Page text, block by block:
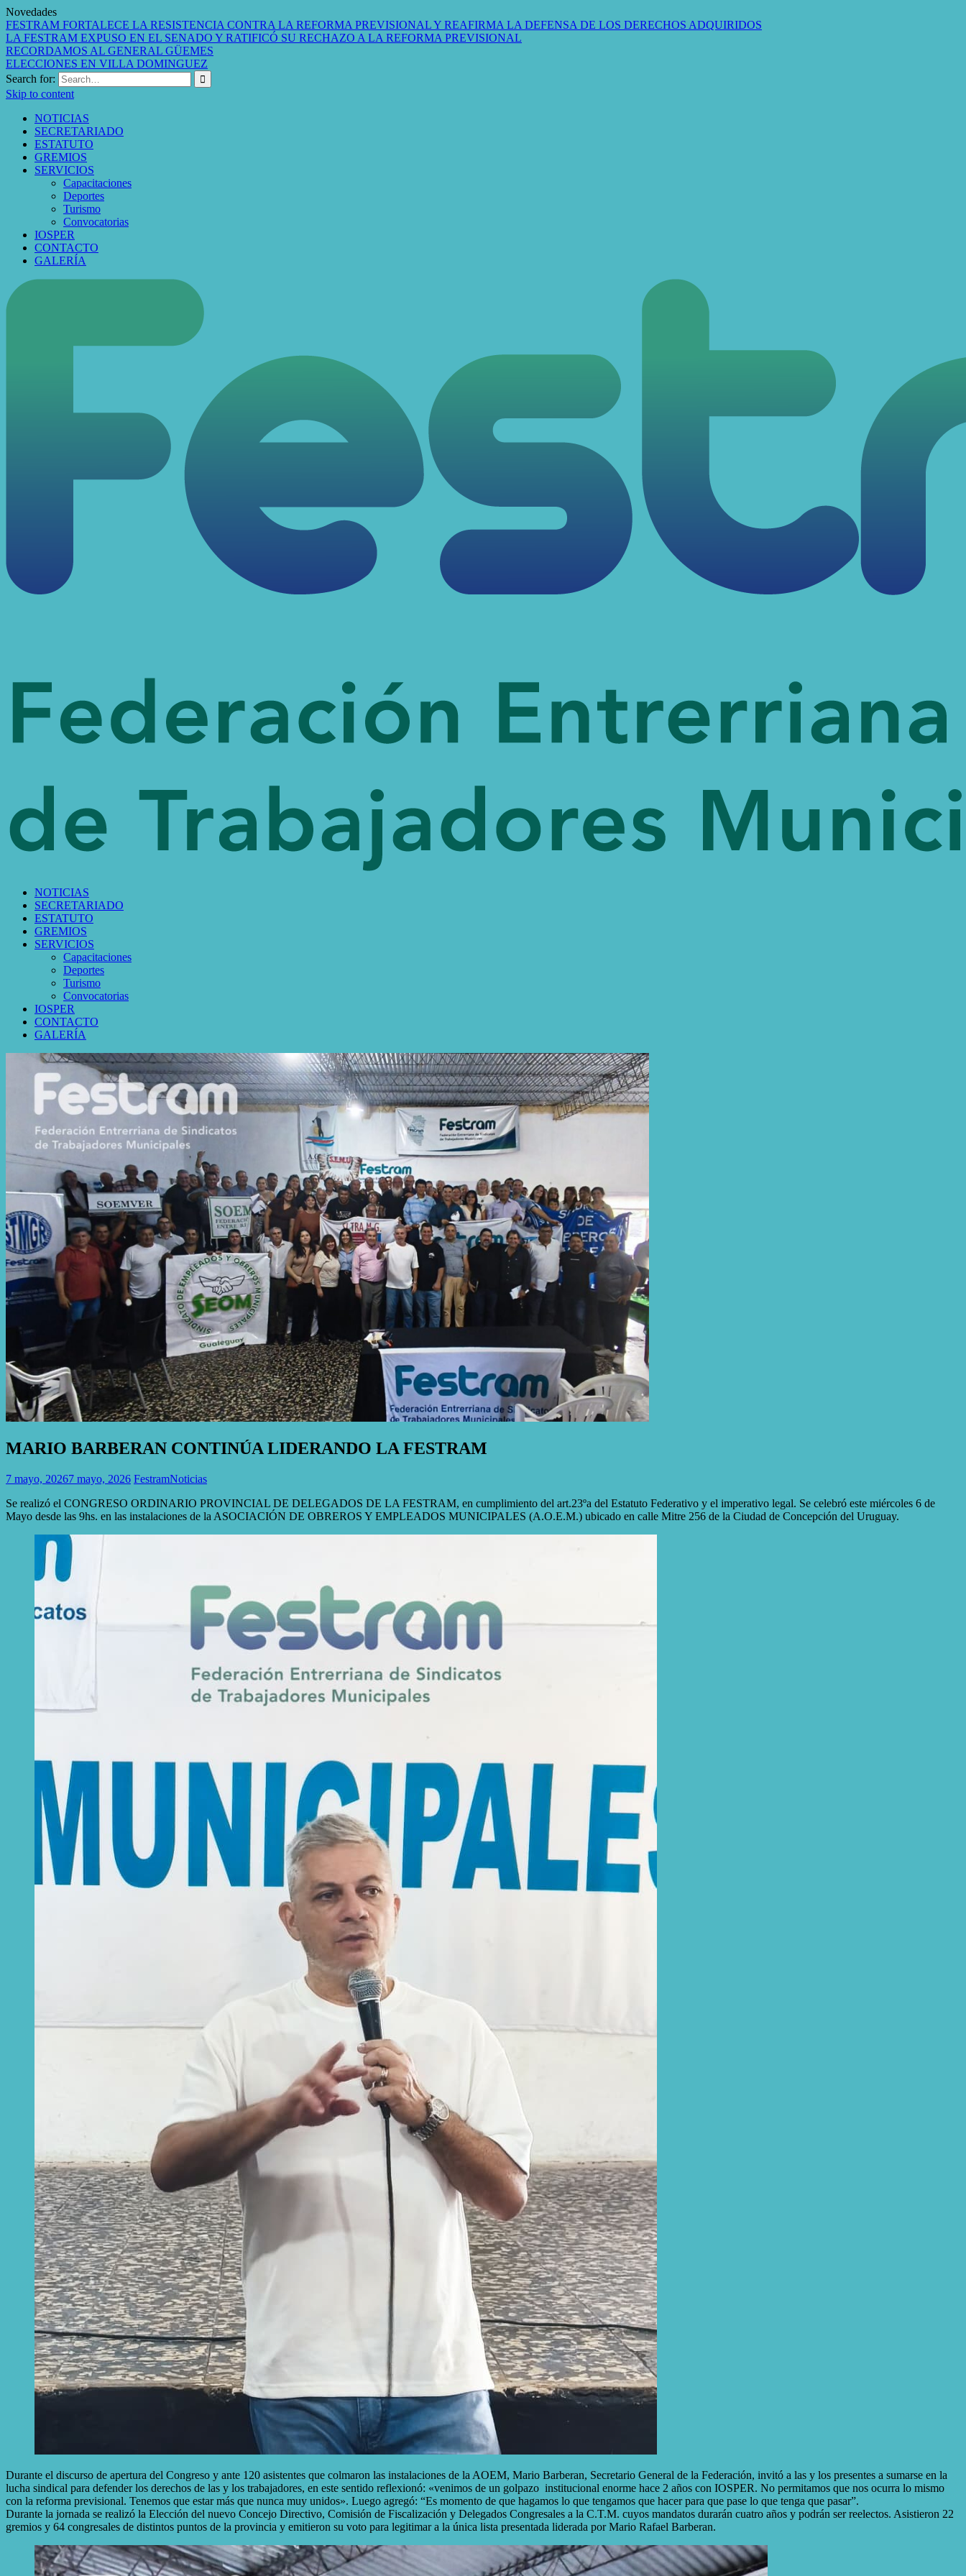
Novedades
FESTRAM FORTALECE LA RESISTENCIA CONTRA LA REFORMA PREVISIONAL Y REAFIRMA LA DEFENSA DE LOS DERECHOS ADQUIRIDOS
LA FESTRAM EXPUSO EN EL SENADO Y RATIFICÓ SU RECHAZO A LA REFORMA PREVISIONAL
RECORDAMOS AL GENERAL GÜEMES
ELECCIONES EN VILLA DOMINGUEZ
Search for:
Skip to content
NOTICIAS
SECRETARIADO
ESTATUTO
GREMIOS
SERVICIOS
Capacitaciones
Deportes
Turismo
Convocatorias
IOSPER
CONTACTO
GALERÍA
NOTICIAS
SECRETARIADO
ESTATUTO
GREMIOS
SERVICIOS
Capacitaciones
Deportes
Turismo
Convocatorias
IOSPER
CONTACTO
GALERÍA
MARIO BARBERAN CONTINÚA LIDERANDO LA FESTRAM
7 mayo, 20267 mayo, 2026 FestramNoticias
Se realizó el CONGRESO ORDINARIO PROVINCIAL DE DELEGADOS DE LA FESTRAM, en cumplimiento del art.23ºa del Estatuto Federativo y el imperativo legal. Se celebró este miércoles 6 de
Mayo desde las 9hs. en las instalaciones de la ASOCIACIÓN DE OBREROS Y EMPLEADOS MUNICIPALES (A.O.E.M.) ubicado en calle Mitre 256 de la Ciudad de Concepción del Uruguay.
Durante el discurso de apertura del Congreso y ante 120 asistentes que colmaron las instalaciones de la AOEM, Mario Barberan, Secretario General de la Federación, invitó a las y los presentes a sumarse en la
lucha sindical para defender los derechos de las y los trabajadores, en este sentido reflexionó: «venimos de un golpazo institucional enorme hace 2 años con IOSPER. No permitamos que nos ocurra lo mismo
con la reforma previsional. Tenemos que estar más que nunca muy unidos». Luego agregó: “Es momento de que hagamos lo que tengamos que hacer para que pase lo que tenga que pasar”.
Durante la jornada se realizó la Elección del nuevo Concejo Directivo, Comisión de Fiscalización y Delegados Congresales a la C.T.M. cuyos mandatos durarán cuatro años y podrán ser reelectos. Asistieron 22
gremios y 64 congresales de distintos puntos de la provincia y emitieron su voto para legitimar a la única lista presentada liderada por Mario Rafael Barberan.